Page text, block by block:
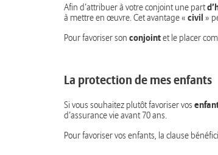
Afin d’attribuer à votre conjoint une part
à mettre en œuvre. Cet avantage « civil »
Pour favoriser son conjointet le placer
La protection de mes enfants
Si vous souhaitez plutôt favoriser vos
d’assurance vie avant 70 ans.
Pour favoriser vos enfants, la clause